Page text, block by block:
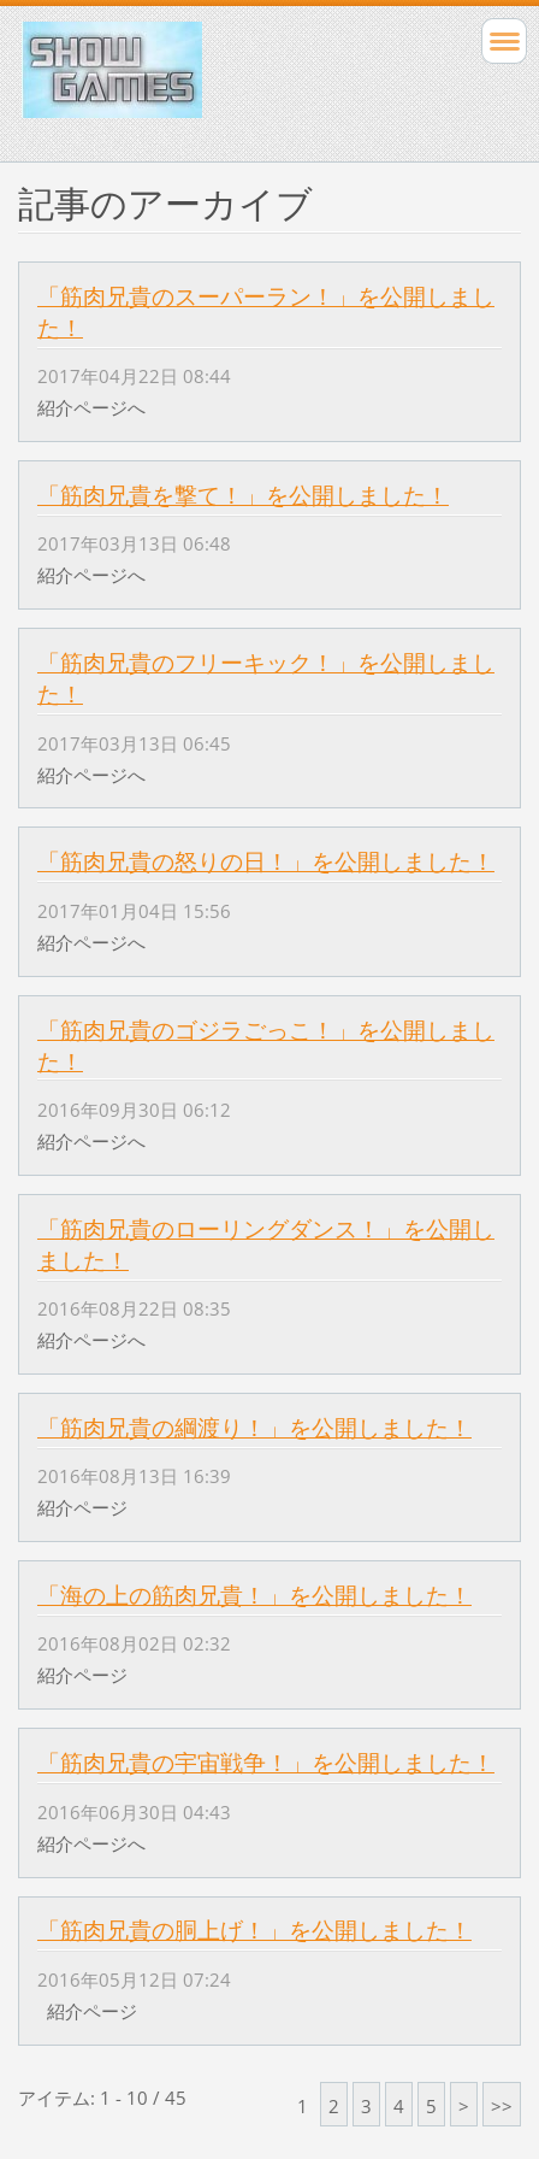
記事のアーカイブ
「筋肉兄貴のスーパーラン！」を公開しまし
た！
2017年04月22日 08:44
紹介ページへ
「筋肉兄貴を撃て！」を公開しました！
2017年03月13日 06:48
紹介ページへ
「筋肉兄貴のフリーキック！」を公開しまし
た！
2017年03月13日 06:45
紹介ページへ
「筋肉兄貴の怒りの日！」を公開しました！
2017年01月04日 15:56
紹介ページへ
「筋肉兄貴のゴジラごっこ！」を公開しまし
た！
2016年09月30日 06:12
紹介ページへ
「筋肉兄貴のローリングダンス！」を公開し
ました！
2016年08月22日 08:35
紹介ページへ
「筋肉兄貴の綱渡り！」を公開しました！
2016年08月13日 16:39
紹介ページ
「海の上の筋肉兄貴！」を公開しました！
2016年08月02日 02:32
紹介ページ
「筋肉兄貴の宇宙戦争！」を公開しました！
2016年06月30日 04:43
紹介ページへ
「筋肉兄貴の胴上げ！」を公開しました！
2016年05月12日 07:24
紹介ページ
アイテム: 1 - 10 / 45 1 2 3 4 5 > >>